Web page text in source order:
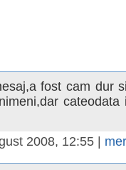
fost cam dur
cateodata
2008, 12:55